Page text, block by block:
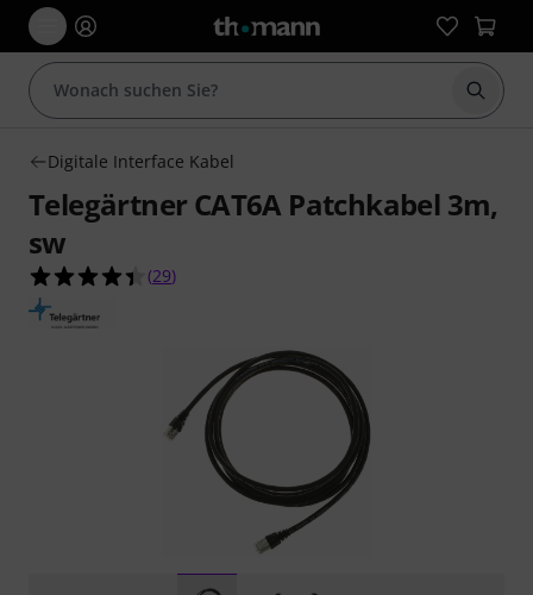
Suche
Digitale Interface Kabel
Telegärtner CAT6A Patchkabel 3m,
sw
4.4 von 5 Sternen aus 29 Kundenbewertungen
(29)